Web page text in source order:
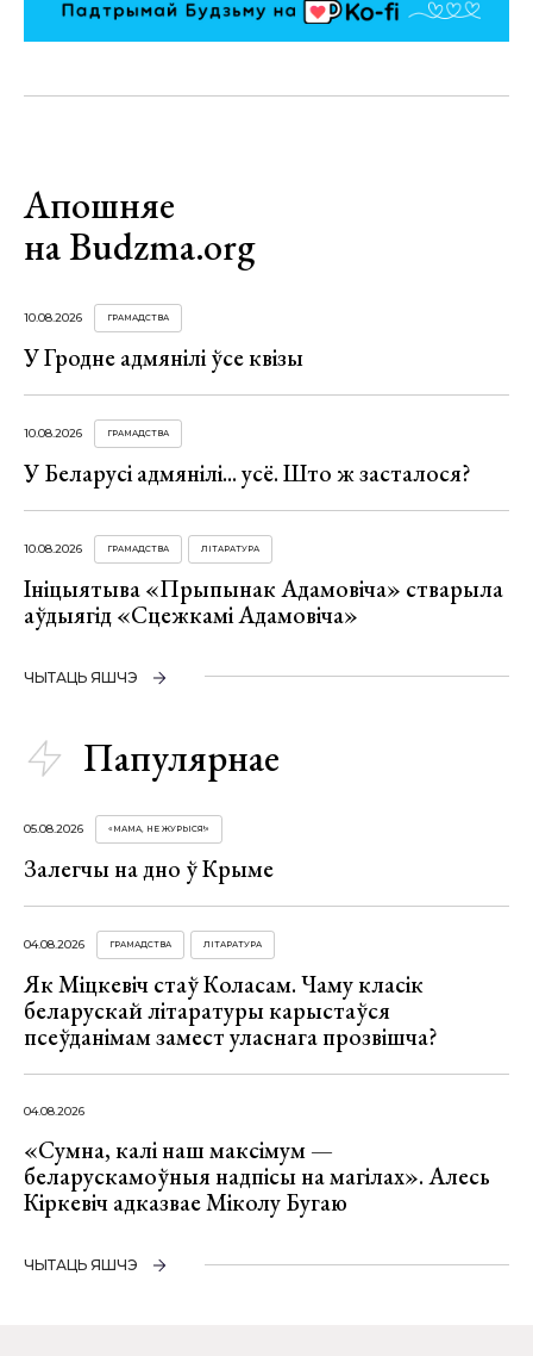
Апошняе
на Budzma.org
10.08.2026 ГРАМАДСТВА
У Гродне адмянілі ўсе квізы
10.08.2026 ГРАМАДСТВА
У Беларусі адмянілі... усё. Што ж засталося?
10.08.2026 ГРАМАДСТВА ЛІТАРАТУРА
Ініцыятыва «Прыпынак Адамовіча» стварыла
аўдыягід «Сцежкамі Адамовіча»
ЧЫТАЦЬ ЯШЧЭ
Папулярнае
05.08.2026 «МАМА, НЕ ЖУРЫСЯ!»
Залегчы на дно ў Крыме
04.08.2026 ГРАМАДСТВА ЛІТАРАТУРА
Як Міцкевіч стаў Коласам. Чаму класік
беларускай літаратуры карыстаўся
псеўданімам замест уласнага прозвішча?
04.08.2026
«Сумна, калі наш максімум —
беларускамоўныя надпісы на магілах». Алесь
Кіркевіч адказвае Міколу Бугаю
ЧЫТАЦЬ ЯШЧЭ